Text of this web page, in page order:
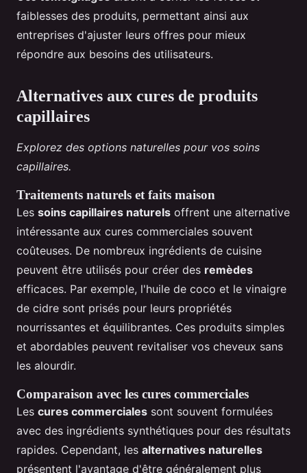
faiblesses des produits, permettant ainsi aux
entreprises d'ajuster leurs offres pour mieux
répondre aux besoins des utilisateurs.
Alternatives aux cures de produits
capillaires
Explorez des options naturelles pour vos soins
capillaires.
Traitements naturels et faits maison
Les soins capillaires naturels offrent une alternative
intéressante aux cures commerciales souvent
coûteuses. De nombreux ingrédients de cuisine
peuvent être utilisés pour créer des remèdes
efficaces. Par exemple, l'huile de coco et le vinaigre
de cidre sont prisés pour leurs propriétés
nourrissantes et équilibrantes. Ces produits simples
et abordables peuvent revitaliser vos cheveux sans
les alourdir.
Comparaison avec les cures commerciales
Les cures commerciales sont souvent formulées
avec des ingrédients synthétiques pour des résultats
rapides. Cependant, les alternatives naturelles
présentent l'avantage d'être généralement plus